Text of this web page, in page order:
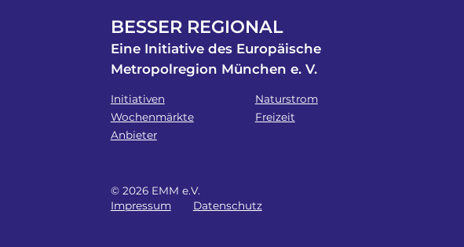
BESSER REGIONAL
Eine Initiative des Europäische
Metropolregion München e. V.
Initiativen
Wochenmärkte
Anbieter
Naturstrom
Freizeit
© 2026 EMM e.V.
Impressum
Datenschutz